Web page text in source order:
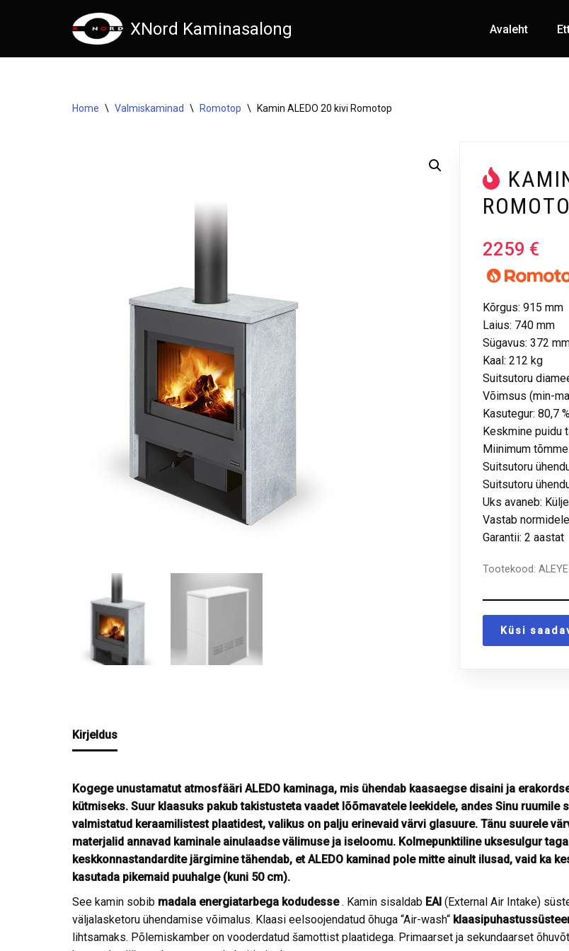
to
XNord Kaminasalong Avaleht
Home \ Valmiskaminad \ Romotop \ Kamin ALEDO 20 kivi Romotop
2259 €
Kõrgus: 915 mm
Laius: 740 mm
Sügavus: 372
Kaal: 212 kg
Suitsutoru
Võimsus (min-
Kasutegur: 80,7
Keskmine puidu
Miinimum
Suitsutoru
Suitsutoru
Uks avaneb:
Vastab
Garantii: 2 aastat
Tootekood:
Küsi
Kirjeldus
Kogege unustamatut atmosfääri ALEDO kaminaga, mis ühendab kaasaegse disaini ja
kütmiseks. Suur klaasuks pakub takistusteta vaadet lõõmavatele leekidele, andes Sinu ruumile
valmistatud keraamilistest plaatidest, valikus on palju erinevaid värvi glasuure. Tänu suurele
materjalid annavad kaminale ainulaadse välimuse ja iseloomu. Kolmepunktiline uksesulgur
keskkonnastandardite järgimine tähendab, et ALEDO kaminad pole mitte ainult ilusad, vaid ka
kasutada pikemaid puuhalge (kuni 50 cm).
See kamin sobib madala energiatarbega kodudesse. Kamin sisaldab EAI (External Air Intake)
väljalasketoru ühendamise võimalus. Klaasi eelsoojendatud õhuga “Air-wash“
lihtsamaks. Põlemiskamber on vooderdatud šamottist plaatidega. Primaarset ja sekundaarset